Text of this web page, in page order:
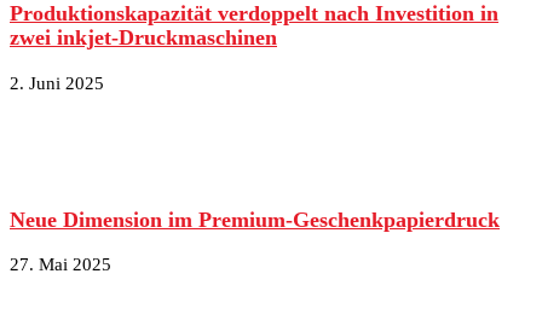
Produktionskapazität verdoppelt nach Investition in
zwei inkjet-Druckmaschinen
2. Juni 2025
Neue Dimension im Premium-Geschenkpapierdruck
27. Mai 2025